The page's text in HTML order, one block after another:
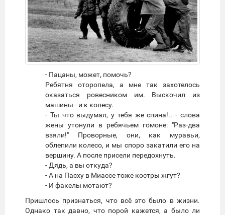
- Пацаны, может, помочь?
Ребятня оторопела, а мне так захотелось
оказаться ровесником им. Выскочил из
машины - и к колесу.
- Ты что выдумал, у тебя же спина!.. - слова
жены утонули в ребячьем гомоне: "Раз-два
взяли!" Проворные, они, как муравьи,
облепили колесо, и мы споро закатили его на
вершину. А после присели передохнуть.
- Дядь, а вы откуда?
- А на Пасху в Миассе тоже костры жгут?
- И факелы мотают?
Пришлось признаться, что всё это было в жизни.
Однако так давно, что порой кажется, а было ли